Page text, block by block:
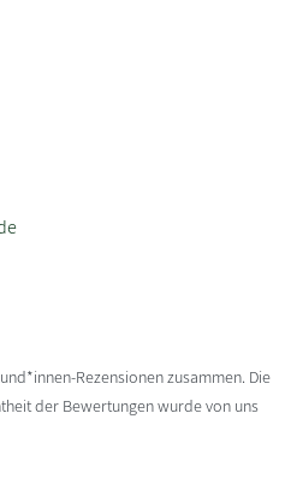
Rezensionen zusammen. Die
der Bewertungen wurde von uns